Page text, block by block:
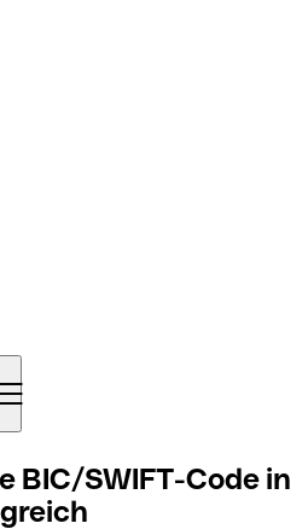
BIC/SWIFT-Code in